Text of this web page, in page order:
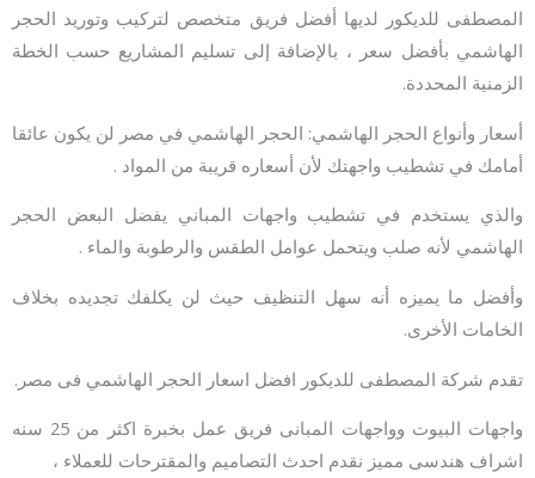
المصطفى للديكور لديها أفضل فريق متخصص لتركيب وتوريد الحجر
الهاشمي بأفضل سعر ، بالإضافة إلى تسليم المشاريع حسب الخطة
الزمنية المحددة.
أسعار وأنواع الحجر الهاشمي: الحجر الهاشمي في مصر لن يكون عائقا
أمامك في تشطيب واجهتك لأن أسعاره قريبة من المواد .
والذي يستخدم في تشطيب واجهات المباني يفضل البعض الحجر
الهاشمي لأنه صلب ويتحمل عوامل الطقس والرطوبة والماء .
وأفضل ما يميزه أنه سهل التنظيف حيث لن يكلفك تجديده بخلاف
الخامات الأخرى.
تقدم شركة المصطفى للديكور افضل اسعار الحجر الهاشمي فى مصر.
واجهات البيوت وواجهات المبانى فريق عمل بخبرة اكثر من 25 سنه
اشراف هندسى مميز نقدم احدث التصاميم والمقترحات للعملاء ،